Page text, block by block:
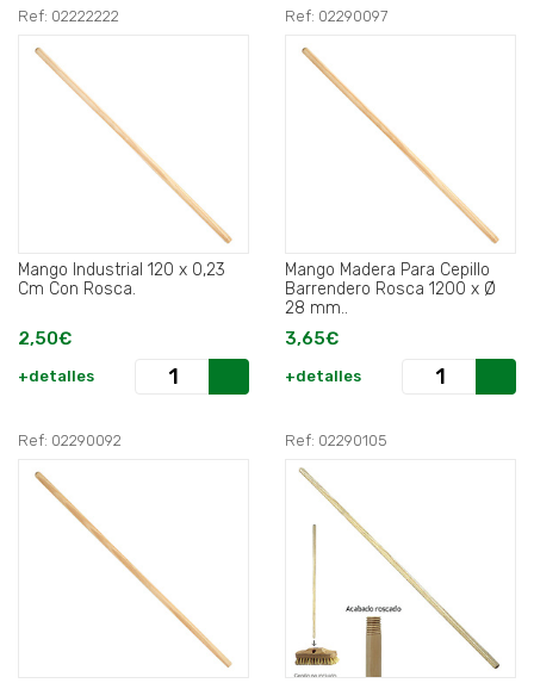
Ref: 02222222
Mango Industrial 120 x 0,23
Cm Con Rosca.
2,50€
+detalles
Ref: 02290097
Mango Madera Para Cepillo
Barrendero Rosca 1200 x Ø
28 mm..
3,65€
+detalles
Ref: 02290092 Ref: 02290105